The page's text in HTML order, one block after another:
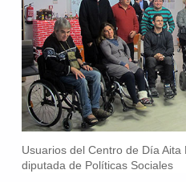
Usuarios del Centro de Día
diputada de Políticas Sociales